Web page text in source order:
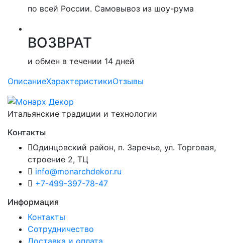
по всей России. Самовывоз из шоу-рума
ВОЗВРАТ
и обмен в течении 14 дней
ОписаниеХарактеристикиОтзывы
Итальянские традиции и технологии
Контакты
Одинцовский район, п. Заречье, ул. Торговая,
строение 2, ТЦ
info@monarchdekor.ru
+7-499-397-78-47
Информация
Контакты
Сотрудничество